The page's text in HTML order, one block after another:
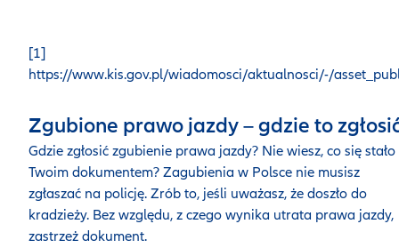
[1]
https://www.kis.gov.pl/wiadomosci/aktualnosci/-/
Zgubione prawo jazdy – gdzie to
Gdzie zgłosić zgubienie prawa jazdy? Nie wiesz, co się stało
Twoim dokumentem? Zagubienia w Polsce nie musisz
zgłaszać na policję. Zrób to, jeśli uważasz, że doszło do
kradzieży. Bez względu, z czego wynika utrata prawa jazdy,
zastrzeż dokument.